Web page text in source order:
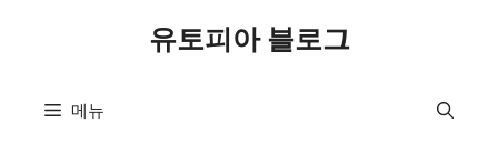
유토피아 블로그
메뉴